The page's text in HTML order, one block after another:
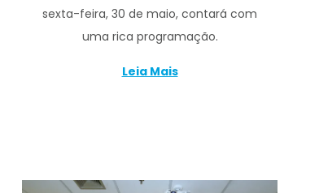
sexta-feira, 30 de maio, contará com
uma rica programação.
Leia Mais